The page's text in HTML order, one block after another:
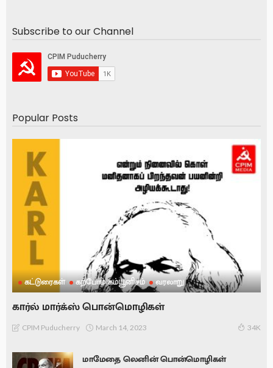
Subscribe to our Channel
Popular Posts
கட்டுரைகள் கற்போம் கம்யூனிசம் வரலாறு
கார்ல் மார்க்ஸ் பொன்மொழிகள்
CPIM Puducherry March 14, 2023 34K
மாமேதை லெனின் பொன்மொழிகள்